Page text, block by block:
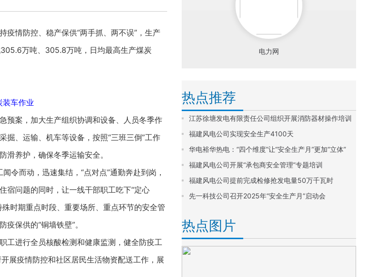
情防控、稳产保供“两手抓、两不误”，生产
万吨、305.8万吨，日均最高生产煤炭
装车作业
案，加大生产组织协调和设备、人员冬季作
掘、运输、机车等设备，按照“三班三倒”工作
养护，确保冬季运输安全。
而动，迅速集结，“点对点”通勤奔赴到岗，
宿问题的同时，让一线干部职工吃下“定心
时期重点时段、重要场所、重点环节的安全管
保供的“铜墙铁壁”。
进行全员核酸检测和健康监测，健全防疫工
展疫情防控和社区居民生活物资配送工作，展
电力网
热点推荐
江苏徐塘发电有限责任公司组织开展消防器材操作培训
福建风电公司实现安全生产4100天
华电裕华热电：“四个维度”让“安全生产月”更加“立体”
福建风电公司开展“承包商安全管理”专题培训
福建风电公司提前完成检修抢发电量50万千瓦时
先一科技公司召开2025年“安全生产月”启动会
热点图片